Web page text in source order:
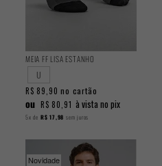
MEIA FF LISA ESTANHO
U
R$ 89,90 no cartão
ou R$ 80,91 à vista no pix
5x de R$ 17,98 sem juros
Novidade